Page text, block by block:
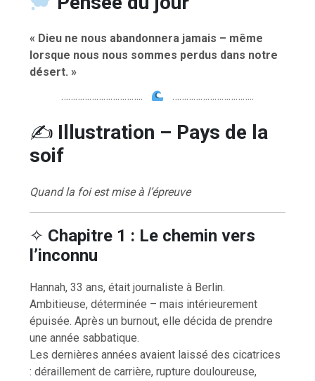
« Dieu ne nous abandonnera jamais – même
lorsque nous nous sommes perdus dans notre
désert. »
……………………………..
……………………………..
✍️ Illustration – Pays de la
soif
Quand la foi est mise à l’épreuve
✧ Chapitre 1 : Le chemin vers
l’inconnu
Hannah, 33 ans, était journaliste à Berlin.
Ambitieuse, déterminée – mais intérieurement
épuisée. Après un burnout, elle décida de prendre
une année sabbatique.
Les dernières années avaient laissé des cicatrices
: déraillement de carrière, rupture douloureuse,